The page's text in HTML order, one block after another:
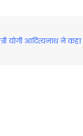
योगी आदित्यनाथ ने